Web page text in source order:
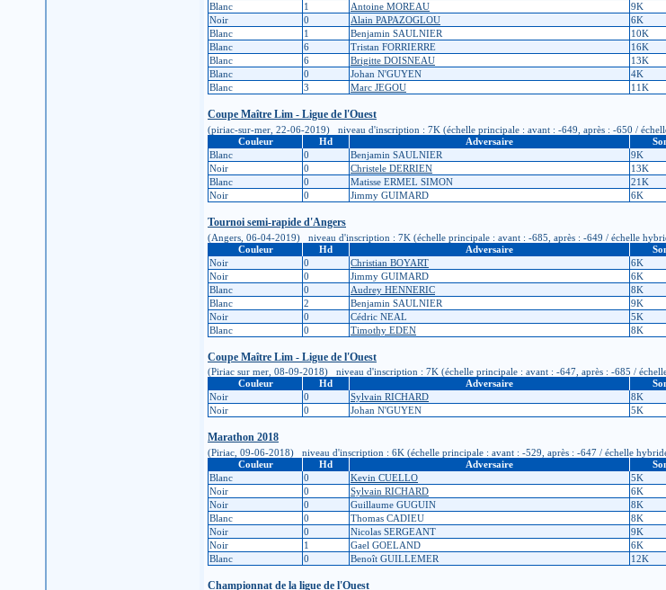
Blanc
1 Antoine MOREAU 9K
Noir
0 Alain PAPAZOGLOU 6K
Blanc
1 Benjamin SAULNIER 10K
Blanc
6 Tristan FORRIERRE 16K
Blanc
6 Brigitte DOISNEAU 13K
Blanc
0 Johan N'GUYEN 4K
Blanc
3 Marc JEGOU 11K
Coupe Maître Lim - Ligue de l'Ouest
(piriac-sur-mer, 22-06-2019) niveau d'inscription : 7K (échelle principale : avant : -649, après : -650 /
Couleur
Hd Adversaire
Blanc
0 Benjamin SAULNIER 9K
Noir
0 Christele DERRIEN 13K
Blanc
0 Matisse ERMEL SIMON 21K
Noir
0 Jimmy GUIMARD 6K
Tournoi semi-rapide d'Angers
(Angers, 06-04-2019) niveau d'inscription : 7K (échelle principale : avant : -685, après : -649 / échelle
Couleur
Hd Adversaire
Noir
0 Christian BOYART 6K
Noir
0 Jimmy GUIMARD 6K
Blanc
0 Audrey HENNERIC 8K
Blanc
2 Benjamin SAULNIER 9K
Noir
0 Cédric NEAL 5K
Blanc
0 Timothy EDEN 8K
Coupe Maître Lim - Ligue de l'Ouest
(Piriac sur mer, 08-09-2018) niveau d'inscription : 7K (échelle principale : avant : -647, après : -685 /
Couleur
Hd Adversaire
Noir
0 Sylvain RICHARD 8K
Noir
0 Johan N'GUYEN 5K
Marathon 2018
(Piriac, 09-06-2018) niveau d'inscription : 6K (échelle principale : avant : -529, après : -647 / échelle
Couleur
Hd Adversaire
Blanc
0 Kevin CUELLO 5K
Noir
0 Sylvain RICHARD 6K
Noir
0 Guillaume GUGUIN 8K
Blanc
0 Thomas CADIEU 8K
Noir
0 Nicolas SERGEANT 9K
Noir
1 Gael GOELAND 6K
Blanc
0 Benoît GUILLEMER 12K
Championnat de la ligue de l'Ouest